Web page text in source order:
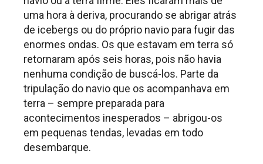
uma hora à deriva, procurando se abrigar atrás
de icebergs ou do próprio navio para fugir das
enormes ondas. Os que estavam em terra só
retornaram após seis horas, pois não havia
nenhuma condição de buscá-los. Parte da
tripulação do navio que os acompanhava em
terra – sempre preparada para
acontecimentos inesperados – abrigou-os
em pequenas tendas, levadas em todo
desembarque.